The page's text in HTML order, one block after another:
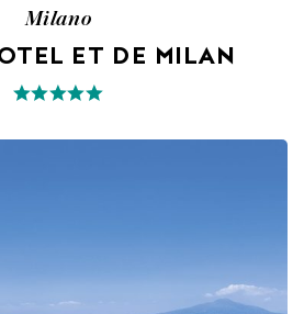
Milano
ET DE MILAN